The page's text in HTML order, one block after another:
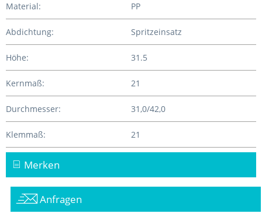
Material: PP
Abdichtung: Spritzeinsatz
Höhe: 31.5
Kernmaß: 21
Durchmesser: 31,0/42,0
Klemmaß: 21
Merken
Anfragen